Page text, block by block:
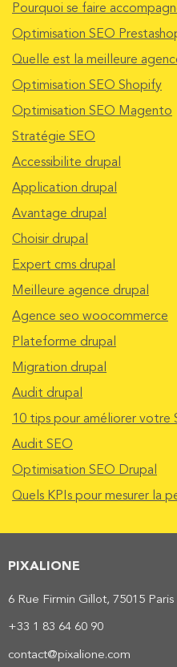
Pourquoi se faire
Optimisation SEO
Quelle est la meilleure
Optimisation SEO Shopify
Optimisation SEO Magento
Stratégie SEO
Accessibilite drupal
Application drupal
Avantage drupal
Choisir drupal
Expert cms drupal
Meilleure agence drupal
Agence seo woocommerce
Plateforme drupal
Migration drupal
Audit drupal
10 tips pour améliorer votre
Audit SEO
Optimisation SEO Drupal
Quels KPIs pour mesurer la
PIXALIONE
6 Rue Firmin Gillot, 75015 Paris
+33 1 83 64 60 90
contact@pixalione.com